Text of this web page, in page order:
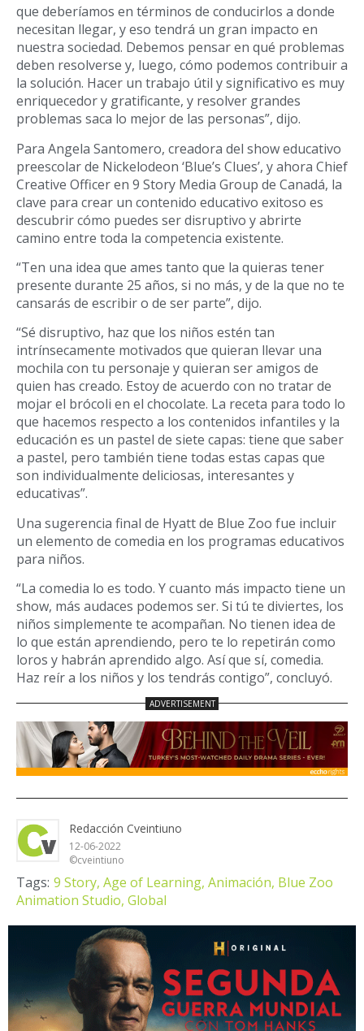
que deberíamos en términos de conducirlos a donde
necesitan llegar, y eso tendrá un gran impacto en
nuestra sociedad. Debemos pensar en qué problemas
deben resolverse y, luego, cómo podemos contribuir a
la solución. Hacer un trabajo útil y significativo es muy
enriquecedor y gratificante, y resolver grandes
problemas saca lo mejor de las personas”, dijo.
Para Angela Santomero, creadora del show educativo
preescolar de Nickelodeon ‘Blue’s Clues’, y ahora Chief
Creative Officer en 9 Story Media Group de Canadá, la
clave para crear un contenido educativo exitoso es
descubrir cómo puedes ser disruptivo y abrirte
camino entre toda la competencia existente.
“Ten una idea que ames tanto que la quieras tener
presente durante 25 años, si no más, y de la que no te
cansarás de escribir o de ser parte”, dijo.
“Sé disruptivo, haz que los niños estén tan
intrínsecamente motivados que quieran llevar una
mochila con tu personaje y quieran ser amigos de
quien has creado. Estoy de acuerdo con no tratar de
mojar el brócoli en el chocolate. La receta para todo lo
que hacemos respecto a los contenidos infantiles y la
educación es un pastel de siete capas: tiene que saber
a pastel, pero también tiene todas estas capas que
son individualmente deliciosas, interesantes y
educativas”.
Una sugerencia final de Hyatt de Blue Zoo fue incluir
un elemento de comedia en los programas educativos
para niños.
“La comedia lo es todo. Y cuanto más impacto tiene un
show, más audaces podemos ser. Si tú te diviertes, los
niños simplemente te acompañan. No tienen idea de
lo que están aprendiendo, pero te lo repetirán como
loros y habrán aprendido algo. Así que sí, comedia.
Haz reír a los niños y los tendrás contigo”, concluyó.
Redacción Cveintiuno
12-06-2022
©cveintiuno
Tags: 9 Story, Age of Learning, Animación, Blue Zoo
Animation Studio, Global